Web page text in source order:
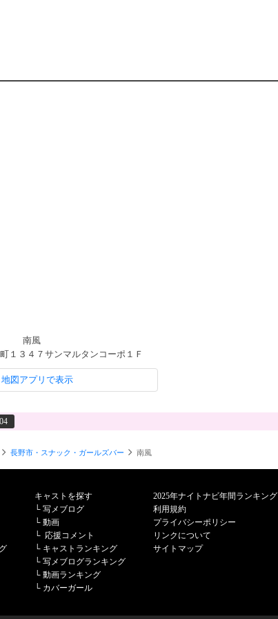
南風
１３４７サンマルタンコーポ１Ｆ
地図アプリで表示
長野市・スナック・ガールズバー 南風
キャストを探す
└ 写メブログ
└ 動画
└ 応援コメント
└ キャストランキング
└ 写メブログランキング
└ 動画ランキング
└ カバーガール
2025年ナイトナビ年間ランキング
利用規約
プライバシーポリシー
リンクについて
サイトマップ